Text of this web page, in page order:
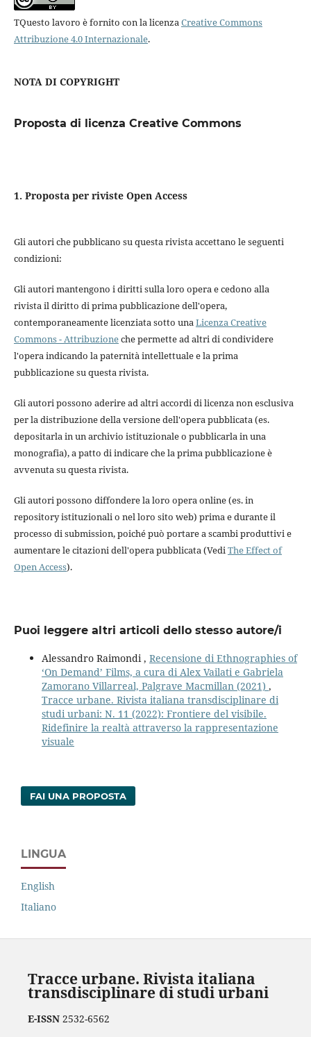
TQuesto lavoro è fornito con la licenzaCreative Commons
Attribuzione 4.0 Internazionale.
NOTA DI COPYRIGHT
Proposta di licenza Creative Commons
1. Proposta per riviste Open Access
Gli autori che pubblicano su questa rivista accettano le seguenti
condizioni:
Gli autori mantengono i diritti sulla loro opera e cedono alla
rivista il diritto di prima pubblicazione dell'opera,
contemporaneamente licenziata sotto unaLicenza Creative
Commons - Attribuzioneche permette ad altri di condividere
l'opera indicando la paternità intellettuale e la prima
pubblicazione su questa rivista.
Gli autori possono aderire ad altri accordi di licenza non esclusiva
per la distribuzione della versione dell'opera pubblicata (es.
depositarla in un archivio istituzionale o pubblicarla in una
monografia), a patto di indicare che la prima pubblicazione è
avvenuta su questa rivista.
Gli autori possono diffondere la loro opera online (es. in
repository istituzionali o nel loro sito web) prima e durante il
processo di submission, poiché può portare a scambi produttivi e
aumentare le citazioni dell'opera pubblicata (VediThe Effect of
Open Access).
Puoi leggere altri articoli dello stesso autore/i
Alessandro Raimondi , Recensione di Ethnographies of
‘On Demand’ Films, a cura di Alex Vailati e Gabriela
Zamorano Villarreal, Palgrave Macmillan (2021) ,
Tracce urbane. Rivista italiana transdisciplinare di
studi urbani: N. 11 (2022): Frontiere del visibile.
Ridefinire la realtà attraverso la rappresentazione
visuale
FAI UNA PROPOSTA
LINGUA
English
Italiano
Tracce urbane. Rivista italiana
transdisciplinare di studi urbani
E-ISSN2532-6562